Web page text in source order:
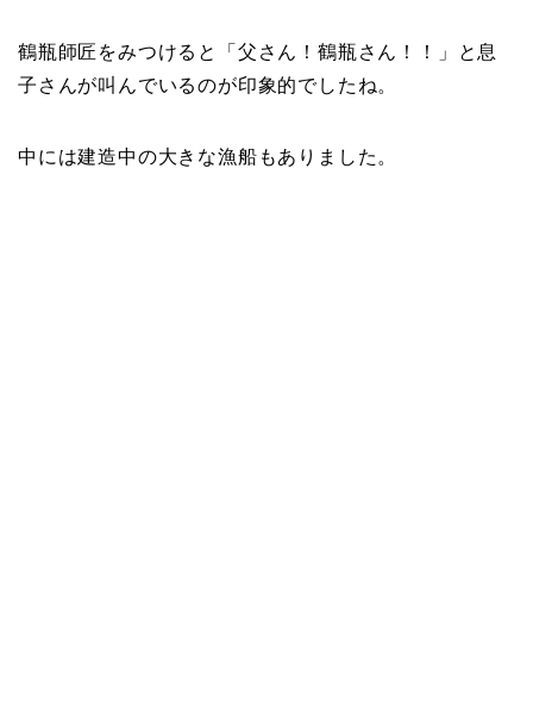
鶴瓶師匠をみつけると「父さん！鶴瓶さん！！」と息
子さんが叫んでいるのが印象的でしたね。
中には建造中の大きな漁船もありました。